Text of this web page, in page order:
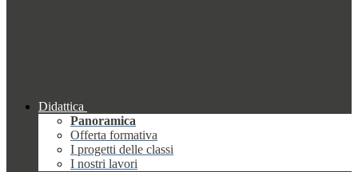
Didattica
Panoramica
Offerta formativa
I progetti delle classi
I nostri lavori